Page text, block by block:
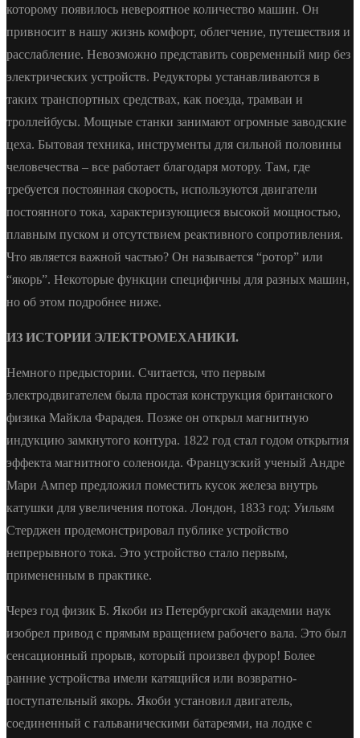
которому появилось невероятное количество машин. Он
привносит в нашу жизнь комфорт, облегчение, путешествия и
расслабление. Невозможно представить современный мир без
электрических устройств. Редукторы устанавливаются в
таких транспортных средствах, как поезда, трамваи и
троллейбусы. Мощные станки занимают огромные заводские
цеха. Бытовая техника, инструменты для сильной половины
человечества – все работает благодаря мотору. Там, где
требуется постоянная скорость, используются двигатели
постоянного тока, характеризующиеся высокой мощностью,
плавным пуском и отсутствием реактивного сопротивления.
Что является важной частью? Он называется “ротор” или
“якорь”. Некоторые функции специфичны для разных машин,
но об этом подробнее ниже.
ИЗ ИСТОРИИ ЭЛЕКТРОМЕХАНИКИ.
Немного предыстории. Считается, что первым
электродвигателем была простая конструкция британского
физика Майкла Фарадея. Позже он открыл магнитную
индукцию замкнутого контура. 1822 год стал годом открытия
эффекта магнитного соленоида. Французский ученый Андре
Мари Ампер предложил поместить кусок железа внутрь
катушки для увеличения потока. Лондон, 1833 год: Уильям
Стерджен продемонстрировал публике устройство
непрерывного тока. Это устройство стало первым,
примененным в практике.
Через год физик Б. Якоби из Петербургской академии наук
изобрел привод с прямым вращением рабочего вала. Это был
сенсационный прорыв, который произвел фурор! Более
ранние устройства имели катящийся или возвратно-
поступательный якорь. Якоби установил двигатель,
соединенный с гальваническими батареями, на лодке с